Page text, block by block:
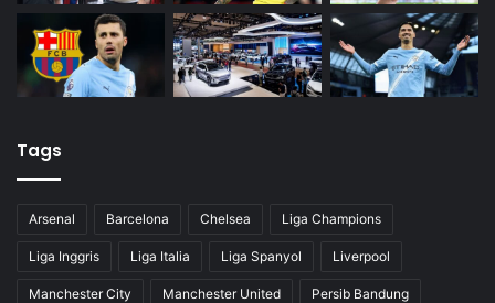
Tags
Arsenal Barcelona Chelsea Liga Champions
Liga Inggris Liga Italia Liga Spanyol Liverpool
Manchester City Manchester United Persib Bandung